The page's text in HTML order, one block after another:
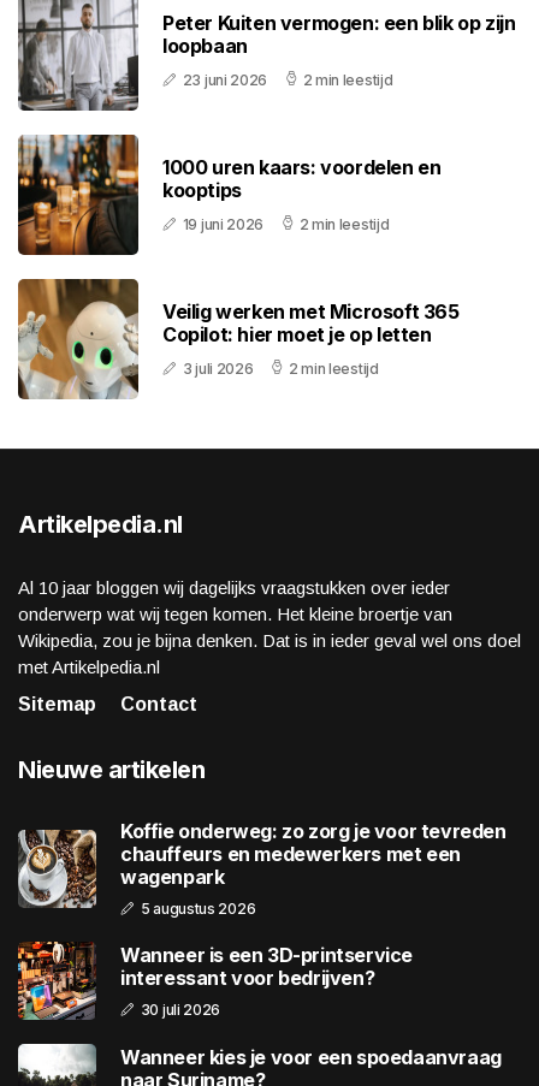
Peter Kuiten vermogen: een blik op zijn
loopbaan
23 juni 2026 2 min leestijd
1000 uren kaars: voordelen en
kooptips
19 juni 2026 2 min leestijd
Veilig werken met Microsoft 365
Copilot: hier moet je op letten
3 juli 2026 2 min leestijd
Artikelpedia.nl
Al 10 jaar bloggen wij dagelijks vraagstukken over ieder
onderwerp wat wij tegen komen. Het kleine broertje van
Wikipedia, zou je bijna denken. Dat is in ieder geval wel ons doel
met Artikelpedia.nl
Sitemap
Contact
Nieuwe artikelen
Koffie onderweg: zo zorg je voor tevreden
chauffeurs en medewerkers met een
wagenpark
5 augustus 2026
Wanneer is een 3D-printservice
interessant voor bedrijven?
30 juli 2026
Wanneer kies je voor een spoedaanvraag
naar Suriname?